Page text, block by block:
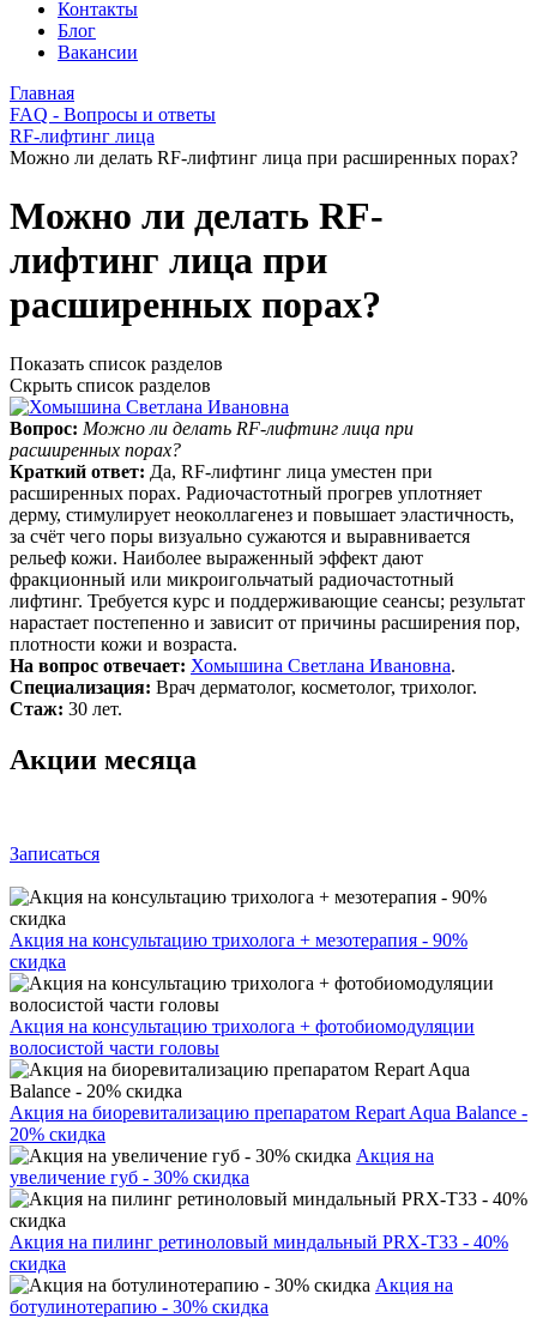
Контакты
Блог
Вакансии
Главная
FAQ - Вопросы и ответы
RF-лифтинг лица
Можно ли делать RF-лифтинг лица при расширенных порах?
Можно ли делать RF-
лифтинг лица при
расширенных порах?
Показать список разделов
Скрыть список разделов
Вопрос: Можно ли делать RF-лифтинг лица при
расширенных порах?
Краткий ответ: Да, RF-лифтинг лица уместен при
расширенных порах. Радиочастотный прогрев уплотняет
дерму, стимулирует неоколлагенез и повышает эластичность,
за счёт чего поры визуально сужаются и выравнивается
рельеф кожи. Наиболее выраженный эффект дают
фракционный или микроигольчатый радиочастотный
лифтинг. Требуется курс и поддерживающие сеансы; результат
нарастает постепенно и зависит от причины расширения пор,
плотности кожи и возраста.
На вопрос отвечает: Хомышина Светлана Ивановна.
Специализация: Врач дерматолог, косметолог, трихолог.
Стаж: 30 лет.
Акции месяца
Записаться
Акция на консультацию трихолога + мезотерапия - 90%
скидка
Акция на консультацию трихолога + фотобиомодуляции
волосистой части головы
Акция на биоревитализацию препаратом Repart Aqua Balance -
20% скидка
Акция на
увеличение губ - 30% скидка
Акция на пилинг ретиноловый миндальный PRX-T33 - 40%
скидка
Акция на
ботулинотерапию - 30% скидка